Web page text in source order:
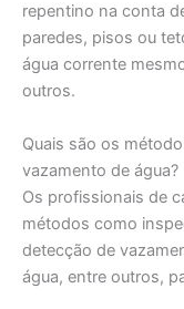
repentino na conta
paredes, pisos ou
água corrente
outros.
Quais são os
vazamento de água?
Os profissionais de
métodos como
detecção de
água, entre outros,